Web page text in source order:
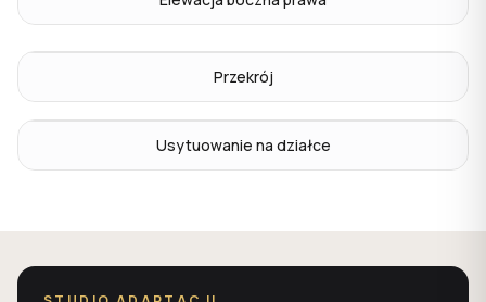
Przekrój
Usytuowanie na działce